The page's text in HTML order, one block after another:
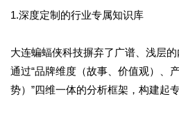
1.深度定制的行业专属知识库
大连蝙蝠侠科技摒弃了广谱、浅层
通过“品牌维度（故事、价值观）、
势）”四维一体的分析框架，构建起